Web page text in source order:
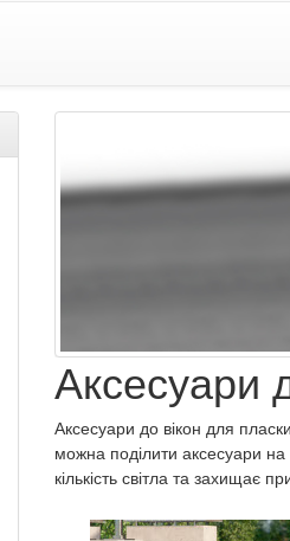
Аксесуари
Аксесуари до вікон для
можна поділити аксесуари на
кількість світла та захищає